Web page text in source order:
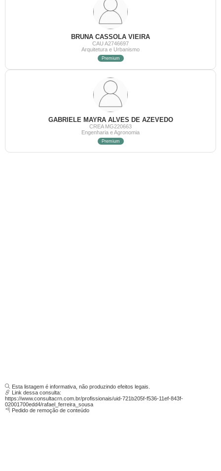
BRUNA CASSOLA VIEIRA
CAU A2746697
Arquitetura e Urbanismo
Premium
GABRIELE MAYRA ALVES DE AZEVEDO
CREA MG220663
Engenharia e Agronomia
Premium
Esta listagem é informativa, não produzindo efeitos legais.
Link dessa consulta:
https://www.consultacrn.com.br/profissionais/uid-721b205f-f536-11ef-843f-
02001700edd4/rafael_ferreira_sousa
Pedido de remoção de conteúdo